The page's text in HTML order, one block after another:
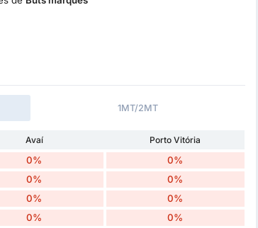
1MT/2MT
Avaí
Porto Vitória
0% 0%
0% 0%
0% 0%
0% 0%